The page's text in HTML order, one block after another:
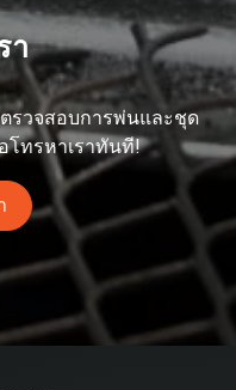
า
รวจสอบการพ่นและชุด
โทรหาเราทันที!